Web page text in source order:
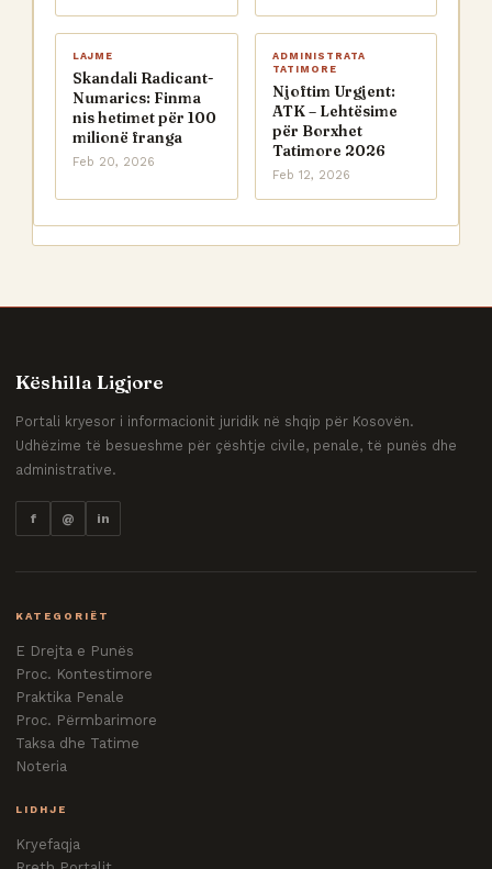
LAJME
Skandali Radicant-
Numarics: Finma
nis hetimet për 100
milionë franga
Feb 20, 2026
ADMINISTRATA
TATIMORE
Njoftim Urgjent:
ATK – Lehtësime
për Borxhet
Tatimore 2026
Feb 12, 2026
Këshilla Ligjore
Portali kryesor i informacionit juridik në shqip për Kosovën.
Udhëzime të besueshme për çështje civile, penale, të punës dhe
administrative.
f @ in
KATEGORIËT
E Drejta e Punës
Proc. Kontestimore
Praktika Penale
Proc. Përmbarimore
Taksa dhe Tatime
Noteria
LIDHJE
Kryefaqja